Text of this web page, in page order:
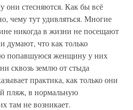
они стесняются. Как бы всё
чему тут удивляться. Многие
никогда в жизни не посещают
думают, что как только
попавшуюся женщину у них
сквозь землю от стыда
практика, как только они
пляж, в нормальную
там не возникает.